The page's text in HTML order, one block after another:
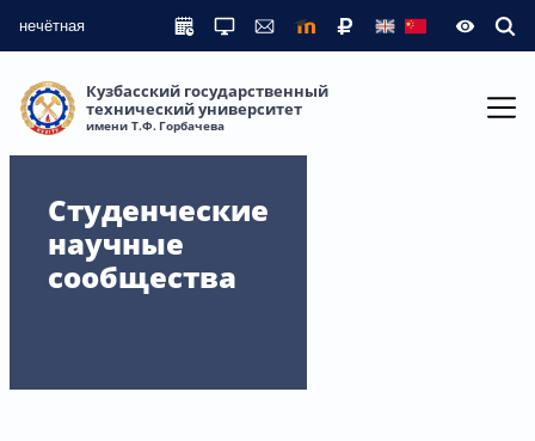
нечётная
Кузбасский государственный
технический университет
имени Т.Ф. Горбачева
Студенческие
научные
сообщества